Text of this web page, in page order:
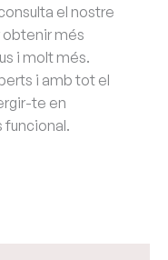
el nostre
obtenir més
i molt més.
i amb tot el
te en
funcional.